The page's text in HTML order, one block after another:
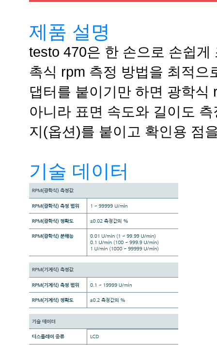
제품 설명
testo 470은 한 손으로 손쉽
촉식 rpm 측정 방법을 최적
댑터를 붙이기만 하면 광학
아니라 표면 속도와 길이도
지(옵션)를 붙이고 확인용 점
기술 데이터